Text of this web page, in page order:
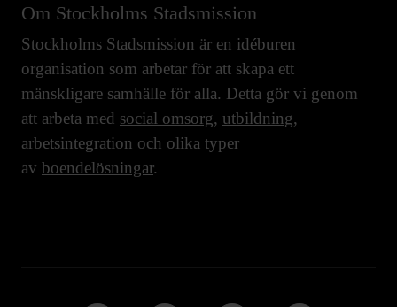
Om Stockholms Stadsmission
Stockholms Stadsmission är en idéburen
organisation som arbetar för att skapa ett
mänskligare samhälle för alla. Detta gör vi genom
att arbeta med social omsorg, utbildning,
arbetsintegration och olika typer
av boendelösningar.